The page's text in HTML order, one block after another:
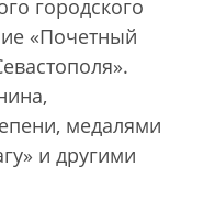
городского
«Почетный
медалями
и другими